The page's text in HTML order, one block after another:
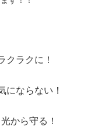
クラクに！
にならない！
から守る！